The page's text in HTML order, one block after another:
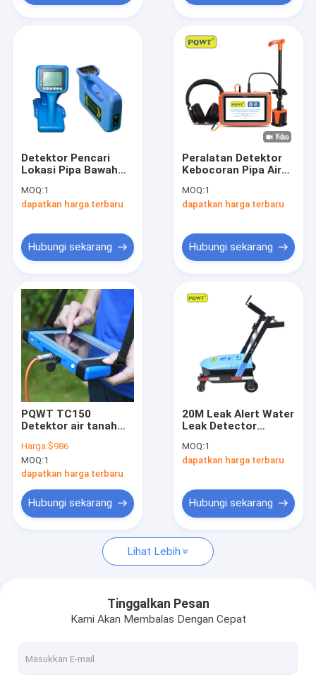
Produk
Tentang kami
Tur pabrik
Kontrol Kualitas
Berita
Kasus-kasus
Detektor Kebocoran Pipa Air
Monitor kebocoran jaringan pipa
Peralatan Eksplorasi Geologi
Detektor Pencari
Lokasi Pipa Bawah
Cerdas PQWT GX900
MOQ:1
dapatkan harga terbaru
Hubungi sekarang
Peralatan Detektor
Kebocoran Pipa Air
5m PQWT L2000
MOQ:1
dapatkan harga terbaru
Hubungi sekarang
PQWT TC150
Detektor air tanah
layar sentuh LCD
Harga:$986
MOQ:1
dapatkan harga terbaru
Hubungi sekarang
20M Leak Alert Water
Leak Detector
9m Di bawah tanah
MOQ:1
dapatkan harga terbaru
Hubungi sekarang
Lihat Lebih
Tinggalkan Pesan
Kami Akan Membalas Dengan Cepat